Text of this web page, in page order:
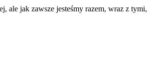
ale jak zawsze jesteśmy razem, wraz z tymi,